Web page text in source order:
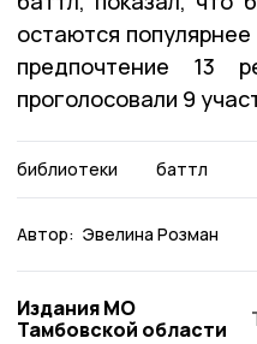
остаются
предпочтение 13
проголосовали 9
библиотеки баттл
Автор: Эвелина Розман
Издания МО
Тамбовской области